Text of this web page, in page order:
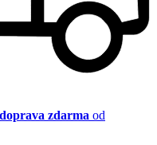
zdarma od